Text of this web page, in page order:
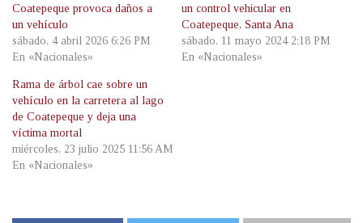
Coatepeque provoca daños a
un vehículo
sábado, 4 abril 2026 6:26 PM
En «Nacionales»
un control vehicular en
Coatepeque, Santa Ana
sábado, 11 mayo 2024 2:18 PM
En «Nacionales»
Rama de árbol cae sobre un
vehículo en la carretera al lago
de Coatepeque y deja una
víctima mortal
miércoles, 23 julio 2025 11:56 AM
En «Nacionales»